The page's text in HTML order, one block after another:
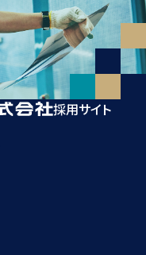
採用サイト